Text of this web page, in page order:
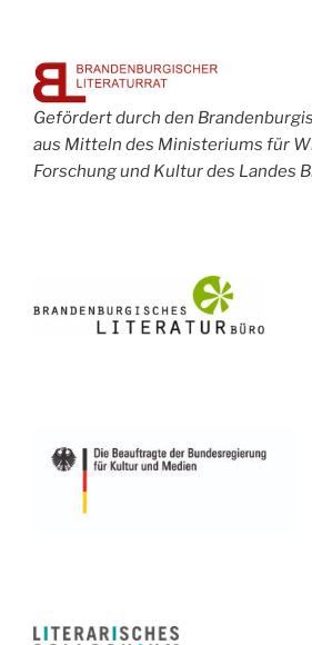
Gefördert durch den
aus Mitteln des Ministeriums für
Forschung und Kultur des Landes